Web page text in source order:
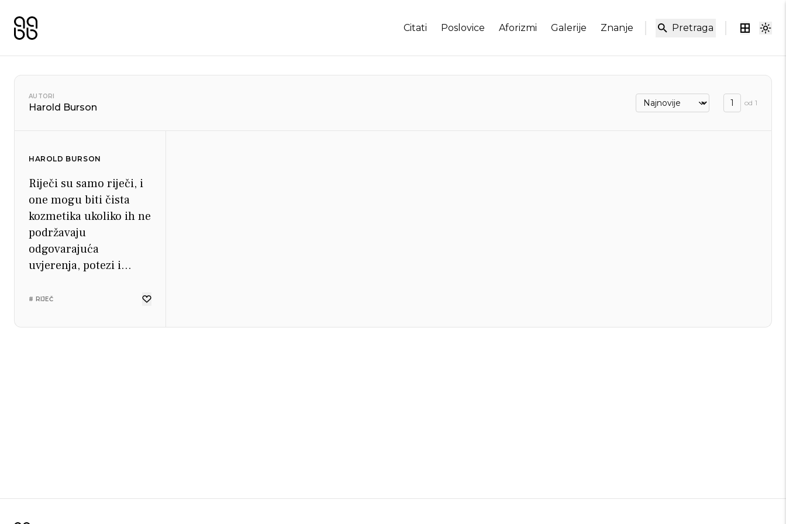
Pretraga
Citati Poslovice Aforizmi Galerije Znanje
AUTORI
Harold Burson od 1
HAROLD BURSON
Riječi su samo riječi, i
one mogu biti čista
kozmetika ukoliko ih ne
podržavaju
odgovarajuća
uvjerenja, potezi i
# RIJEČ